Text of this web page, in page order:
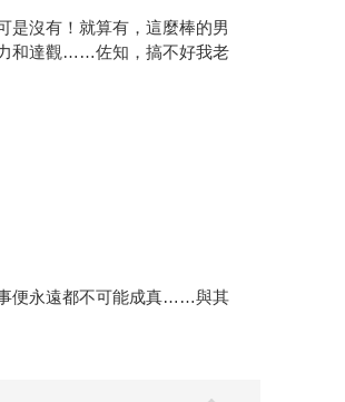
是沒有！就算有，這麼棒的男
力和達觀……佐知，搞不好我老
便永遠都不可能成真……與其